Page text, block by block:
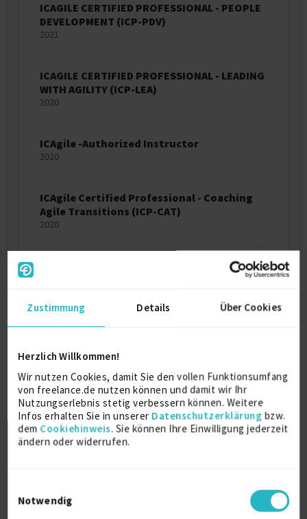
Zustimmung Details Über Cookies
Herzlich Willkommen!
Wir nutzen Cookies, damit Sie den vollen Funktionsumfang
von freelance.de nutzen können und damit wir Ihr
Nutzungserlebnis stetig verbessern können. Weitere
Infos erhalten Sie in unserer Datenschutzerklärung bzw.
dem Cookiehinweis. Sie können Ihre Einwilligung jederzeit
ändern oder widerrufen.
Notwendig
ICAGILE CERTIFIED PROFESSIONAL - PEOPLE
DEVELOPMENT (ICP-PDV)
2021
ICAGILE CERTIFIED PROFESSIONAL - LEADING
WITH AGILITY (ICP-LEA)
2020
ICAgile -Authorized Instructor
2020
ICAgile Certified Professional - Coaching
Agile Transitions (ICP-CAT)
2020
Certified Facilitator LEGO SERIOUS PLAY
ICAgile Certified Professional - Agility in
the Enterprise (ICP-ENT)
2019
OKR Champion masterclass
Integral Agile Transformation
Framework™